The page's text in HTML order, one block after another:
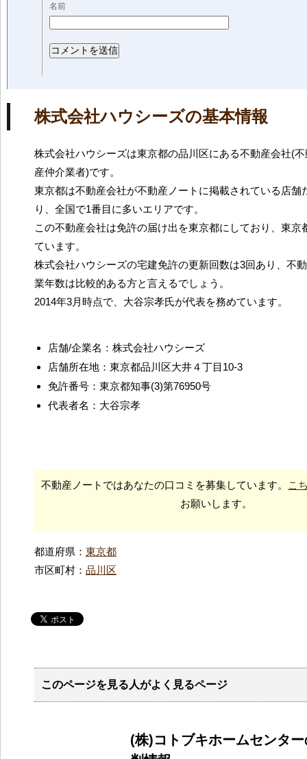
名前
株式会社ハウシーズの基本情報
株式会社ハウシーズは東京都の品川区にある不動産会社(
産仲介業者)です。
東京都は不動産会社が不動産ノートに掲載されている店舗
り、全国で1番目に多いエリアです。
この不動産会社は免許の届け出を東京都にしており、東京
ています。
株式会社ハウシーズの宅建免許の更新回数は3回あり、不
業年数は比較的ある方と言えるでしょう。
2014年3月時点で、大谷宗孝氏が代表を務めています。
店舗/企業名：株式会社ハウシーズ
店舗所在地：東京都品川区大井４丁目10-3
免許番号：東京都知事(3)第76950号
代表者名：大谷宗孝
不動産ノートではあなたの口コミを募集しています。
こ
お願いします。
都道府県： 東京都
市区町村： 品川区
このページを見る人がよく見るページ
(株)コトブキホームセンタ